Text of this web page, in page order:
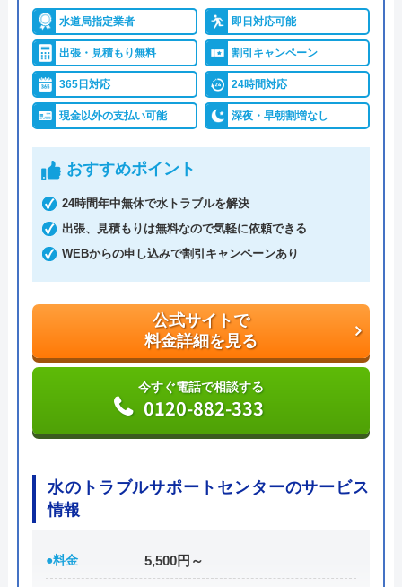
大阪府大阪市中央区瓦屋町3丁目7-3 イ
ースマイルビル
対応エリア
ハウスラボホームがおすすめの理由
ハウスラボホームは全国各地に拠点を構えている水
道修理業者です。トイレ、キッチン、浴室などの水
まわりトラブル全般に対応しており、作業料金が
万が一、水まわりに問題が発生した場合は、最短20
分でお客様の元にスタッフが駆けつけます。出張見
積もりキャンセルは0円、深夜早朝でも割増料金は
一切ありません。業務や知識の習得のために厳しい
自社研修を実施しているため、技術には問題ないよ
トラブルの原因や作業例などが分かりやすく記載さ
れており、依頼の際も安心できますね。候補のひと
つにしてみてください。
ちなみに、電話で連絡した際に「サイトを見た」と
伝えると作業料金が2,000円割引になるWEB割があ
際には必ず「サイトを見た」と伝えましょう。
水道局指定業者 即日対応可能
出張・見積もり無料 割引キャンペーン
365日対応 24時間対応
現金以外の支払い可能 深夜・早朝割増なし
おすすめポイント
24時間年中無休で水トラブルを解決
出張、見積もりは無料なので気軽に依頼できる
WEBからの申し込みで割引キャンペーンあり
公式サイトで
料金詳細を見る
今すぐ電話で相談する
0120-882-333
水のトラブルサポートセンターのサービス
情報
●料金 5,500円～